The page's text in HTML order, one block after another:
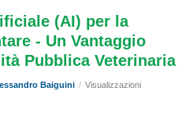
(AI) per la
- Un Vantaggio
Pubblica Veterinaria
Baiguini / Visualizzazioni